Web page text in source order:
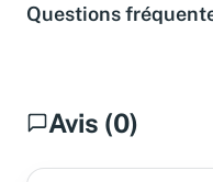
Questions
Avis (0)